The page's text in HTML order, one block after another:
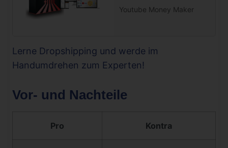
Youtube Money Maker
Lerne Dropshipping und werde im
Handumdrehen zum Experten!
Vor- und Nachteile
Pro Kontra